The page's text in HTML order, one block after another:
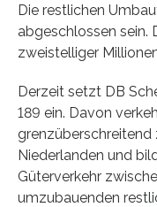
Die restlichen
abgeschlossen sein.
zweistelliger
Derzeit setzt DB
189 ein. Davon
Niederlanden und
Güterverkehr
umzubauenden